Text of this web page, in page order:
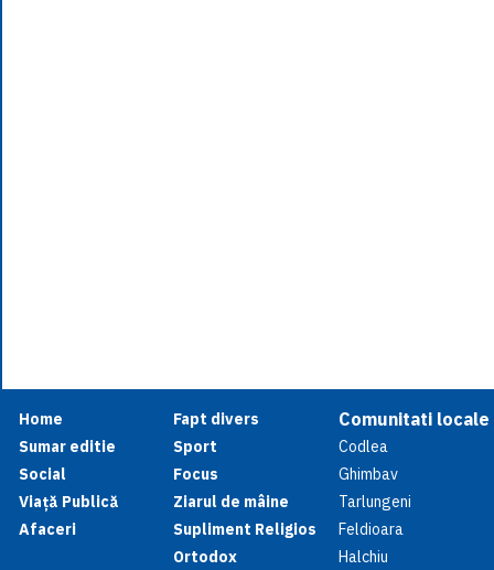
Home
Sumar editie
Social
Viață Publică
Afaceri
Fapt divers
Sport
Focus
Ziarul de mâine
Supliment Religios
Ortodox
Comunitati locale
Codlea
Ghimbav
Tarlungeni
Feldioara
Halchiu